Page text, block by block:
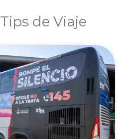
Tips de Viaje